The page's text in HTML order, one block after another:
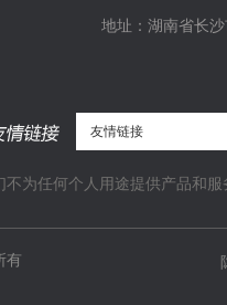
地址：湖南省长
为任何个人用途提供产品和服
有